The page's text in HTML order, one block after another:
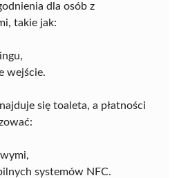
dla osób z
takie jak:
wejście.
się toaleta, a płatności
systemów NFC.